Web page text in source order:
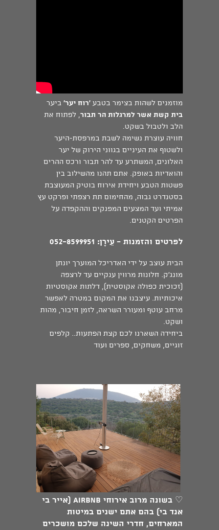
מוזמנים לשהות בצימר בטבע 'רוח יער' ביער
בית קשת אשר למרגלות הר תבור, לפתוח את
הלב ולטבול בשקט.
חוויה עוצרת נשימה לשבת במרפסת-היער
ולשטוף את העיניים בגווני הירוק של יער
האלונים, המשתרע עד להר תבור ורכס ההרים
והואדיות באופק. אתם תהנו מהשילוב בין
פשטות הטבע ויחידת אירוח בוטיק המעוצבת
בסטנדרט גבוה, מהחימום תת רצפתי ופרקט עץ
אמיתי ועד המצעים המפנקים וההקפדה על
הפרטים הקטנים.
לפרטים והזמנות - עֵירָן: 052-8599951
הבית עוצב על ידי האדריכל המוערך יונתן
מונג'ק. חלונות מרווין ענקיים עד לרצפה
(זכוכית כפולה אקוסטית), דלתות אקוסטיות
איכותיות. עיצבנו את המקום במטרה לאפשר
מרחב עוטף ומעורר השראה, לזמן חיבור, מהות
ושקט.
ביחידה השארנו לכם קצת הפתעות.. קלפים
זוגיים, משחקים, ספרים ועוד
♡
בשונה מרוב אירוחי Airbnb (אייר בי
אנד בי) בהם אתם ישנים במיטות
המארחים, חדרי השינה שלכם מושכרים